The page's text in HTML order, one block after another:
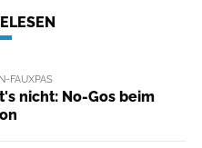
FAUXPAS
nicht: No-Gos beim